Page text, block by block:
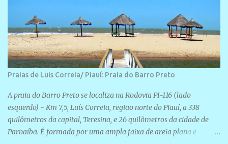
Praias de Luis Correia/ Piauí: Praia do Barro Preto
A praia do Barro Preto se localiza na Rodovia PI-116 (lado
esquerdo) - Km 7,5, Luís Correia, região norte do Piauí, a 338
quilômetros da capital, Teresina, e 26 quilômetros da cidade de
Parnaíba. É formada por uma ampla faixa de areia plana e